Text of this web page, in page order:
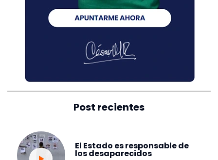
Post recientes
El Estado es responsable de
los desaparecidos